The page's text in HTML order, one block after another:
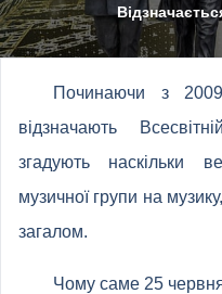
Починаючи з
відзначають
згадують наскільки
музичної групи на
загалом.
Чому саме 25 червня